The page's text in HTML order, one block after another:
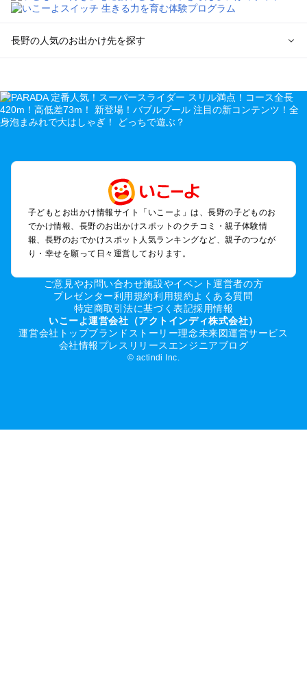
長野の人気のお出かけ先を探す
を探す
軽井沢・万座・嬬恋・北軽井沢のプールお出かけ
松本・上高地・諏訪・乗鞍・美ヶ原のプールお出かけ
伊那・駒ヶ根・飯田・昼神（伊那路）のプールお出かけ
蓼科・白樺湖・車山・女神湖・姫木平のプールお出かけ
安曇野・大町のプールお出かけ
白馬・小谷のプールお出かけ
八ヶ岳・野辺山・富士見・原村・小海線沿線のプールお出かけ
木曽路・木曽周辺のプールお出かけ
飯山・斑尾・信濃町・黒姫のプールお出かけ
千曲・戸倉上山田のプールお出かけ
須坂・菅平高原・峰の原高原のプールお出かけ
長野の定番お出かけスポット
子どもとお出かけ情報サイト「いこーよ」は、長野の子どものお
でかけ情報、長野のお出かけスポットのクチコミ・親子体験情
報、長野のおでかけスポット人気ランキングなど、親子のつなが
り・幸せを願って日々運営しております。
ご意見やお問い合わせ施設やイベント運営者の方
プレゼンター利用規約利用規約よくある質問
特定商取引法に基づく表記採用情報
いこーよ運営会社（アクトインディ株式会社）
運営会社トップブランドストーリー理念未来図運営サービス
会社情報プレスリリース エンジニアブログ
© actindi Inc.